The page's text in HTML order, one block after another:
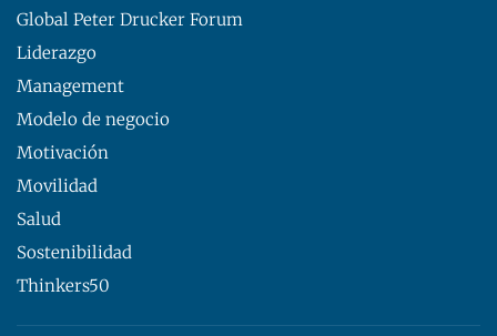
Global Peter Drucker Forum
Liderazgo
Management
Modelo de negocio
Motivación
Movilidad
Salud
Sostenibilidad
Thinkers50